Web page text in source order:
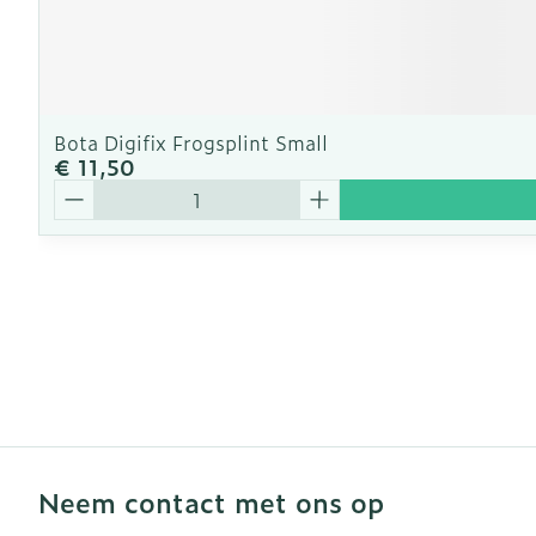
Bota Digifix Frogsplint Small
€ 11,50
Aantal
Neem contact met ons op